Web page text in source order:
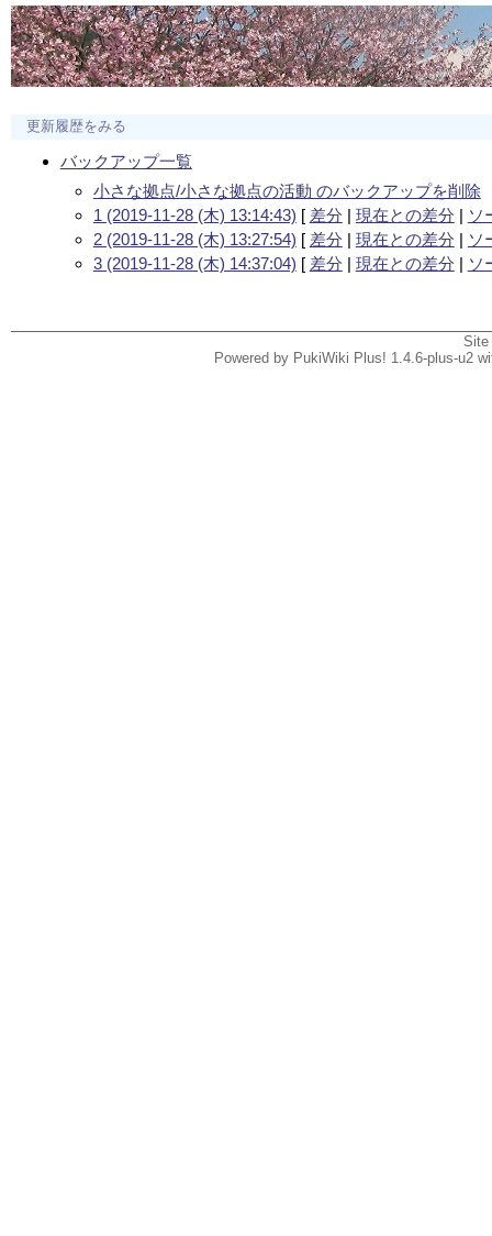
更新履歴をみる
バックアップ一覧
小さな拠点/小さな拠点の活動 のバックアップを削除
1 (2019-11-28 (木) 13:14:43) [ 差分 | 現在との差分 | ソ
2 (2019-11-28 (木) 13:27:54) [ 差分 | 現在との差分 | ソ
3 (2019-11-28 (木) 14:37:04) [ 差分 | 現在との差分 | ソ
Powered by PukiWiki Plus! 1.4.6-plus-u2